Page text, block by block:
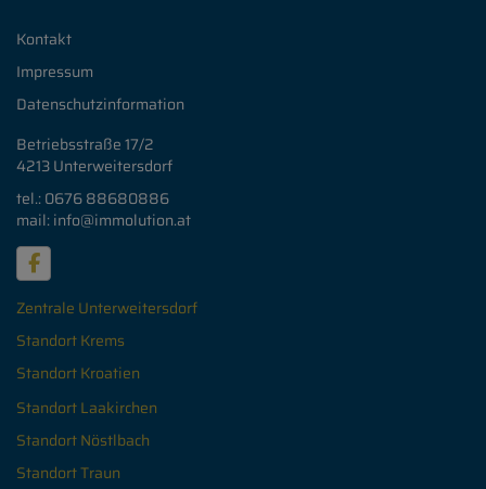
Kontakt
Impressum
Datenschutzinformation
Betriebsstraße 17/2
4213 Unterweitersdorf
tel.: 0676 88680886
mail: info@immolution.at
Zentrale Unterweitersdorf
Standort Krems
Standort Kroatien
Standort Laakirchen
Standort Nöstlbach
Standort Traun